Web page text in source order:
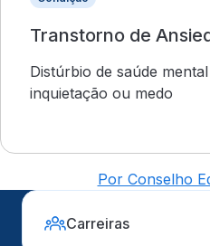
Transtorno de
Distúrbio de saúde
inquietação ou medo
Por Conselho
Carreiras